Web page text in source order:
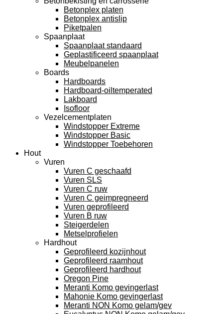
Betonplex platen
Betonplex antislip
Piketpalen
Spaanplaat
Spaanplaat standaard
Geplastificeerd spaanplaat
Meubelpanelen
Boards
Hardboards
Hardboard-oiltemperated
Lakboard
Isofloor
Vezelcementplaten
Windstopper Extreme
Windstopper Basic
Windstopper Toebehoren
Hout
Vuren
Vuren C geschaafd
Vuren SLS
Vuren C ruw
Vuren C geimpregneerd
Vuren geprofileerd
Vuren B ruw
Steigerdelen
Metselprofielen
Hardhout
Geprofileerd kozijnhout
Geprofileerd raamhout
Geprofileerd hardhout
Oregon Pine
Meranti Komo gevingerlast
Mahonie Komo gevingerlast
Meranti NON Komo gelam/gev